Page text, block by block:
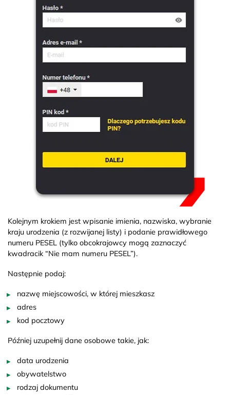
Kolejnym krokiem jest wpisanie imienia, nazwiska, wybranie
kraju urodzenia (z rozwijanej listy) i podanie prawidłowego
numeru PESEL (tylko obcokrajowcy mogą zaznaczyć
kwadracik “Nie mam numeru PESEL”).
Następnie podaj:
nazwę miejscowości, w której mieszkasz
adres
kod pocztowy
Później uzupełnij dane osobowe takie, jak:
data urodzenia
obywatelstwo
rodzaj dokumentu